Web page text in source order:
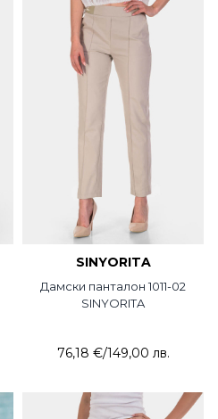
SINYORITA
Дамски панталон 1011-02
SINYORITA
76,18 €/149,00 лв.